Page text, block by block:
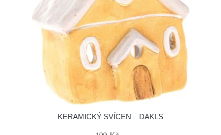
KERAMICKÝ SVÍCEN – DAKLS